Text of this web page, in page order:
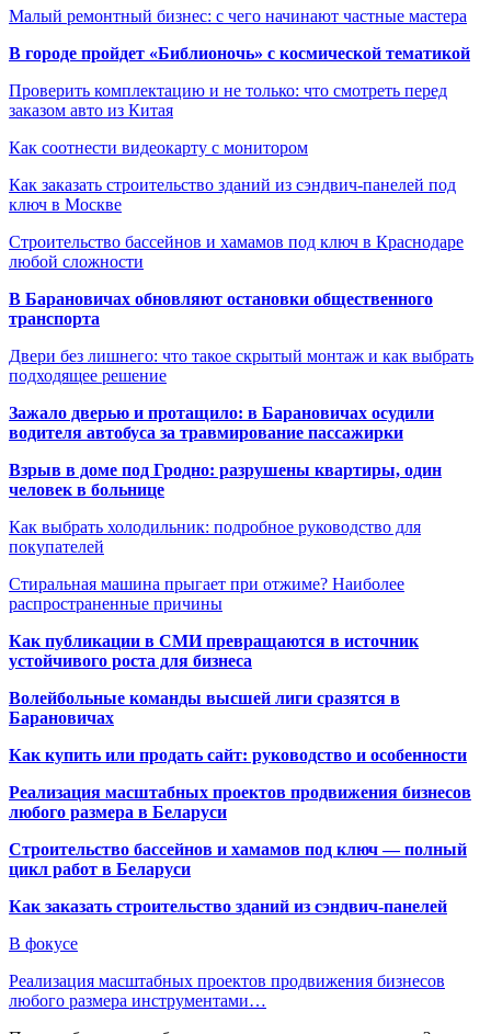
Малый ремонтный бизнес: с чего начинают частные мастера
В городе пройдет «Библионочь» с космической тематикой
Проверить комплектацию и не только: что смотреть перед
заказом авто из Китая
Как соотнести видеокарту с монитором
Как заказать строительство зданий из сэндвич-панелей под
ключ в Москве
Строительство бассейнов и хамамов под ключ в Краснодаре
любой сложности
В Барановичах обновляют остановки общественного
транспорта
Двери без лишнего: что такое скрытый монтаж и как выбрать
подходящее решение
Зажало дверью и протащило: в Барановичах осудили
водителя автобуса за травмирование пассажирки
Взрыв в доме под Гродно: разрушены квартиры, один
человек в больнице
Как выбрать холодильник: подробное руководство для
покупателей
Стиральная машина прыгает при отжиме? Наиболее
распространенные причины
Как публикации в СМИ превращаются в источник
устойчивого роста для бизнеса
Волейбольные команды высшей лиги сразятся в
Барановичах
Как купить или продать сайт: руководство и особенности
Реализация масштабных проектов продвижения бизнесов
любого размера в Беларуси
Строительство бассейнов и хамамов под ключ — полный
цикл работ в Беларуси
Как заказать строительство зданий из сэндвич-панелей
В фокусе
Реализация масштабных проектов продвижения бизнесов
любого размера инструментами…